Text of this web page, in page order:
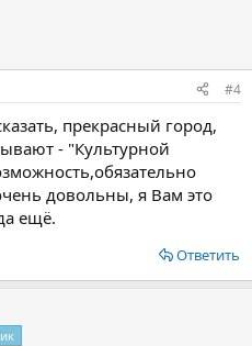
#4
прекрасный город,
- "Культурной
довольны, я Вам это
ещё.
Ответить